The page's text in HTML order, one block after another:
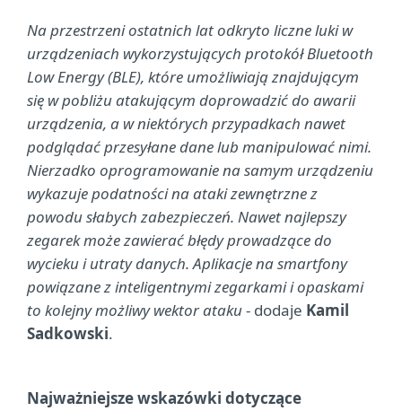
Na przestrzeni ostatnich lat odkryto liczne luki w
urządzeniach wykorzystujących protokół Bluetooth
Low Energy (BLE), które umożliwiają znajdującym
się w pobliżu atakującym doprowadzić do awarii
urządzenia, a w niektórych przypadkach nawet
podglądać przesyłane dane lub manipulować nimi.
Nierzadko oprogramowanie na samym urządzeniu
wykazuje podatności na ataki zewnętrzne z
powodu słabych zabezpieczeń. Nawet najlepszy
zegarek może zawierać błędy prowadzące do
wycieku i utraty danych. Aplikacje na smartfony
powiązane z inteligentnymi zegarkami i opaskami
to kolejny możliwy wektor ataku- dodaje Kamil
Sadkowski.
Najważniejsze wskazówki dotyczące